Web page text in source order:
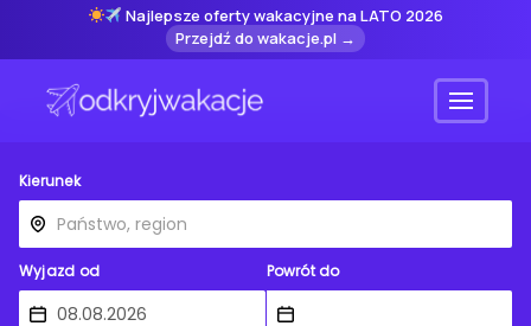
Najlepsze oferty wakacyjne na LATO 2026
Przejdź do wakacje.pl →
Menu
Kierunek
Wyjazd od Powrót do